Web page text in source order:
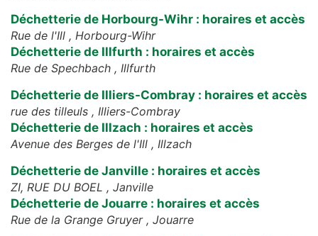
Déchetterie de Horbourg-Wihr : horaires et accès
Rue de l'Ill , Horbourg-Wihr
Déchetterie de Illfurth : horaires et accès
Rue de Spechbach , Illfurth
Déchetterie de Illiers-Combray : horaires et accès
rue des tilleuls , Illiers-Combray
Déchetterie de Illzach : horaires et accès
Avenue des Berges de l'Ill , Illzach
Déchetterie de Janville : horaires et accès
ZI, RUE DU BOEL , Janville
Déchetterie de Jouarre : horaires et accès
Rue de la Grange Gruyer , Jouarre